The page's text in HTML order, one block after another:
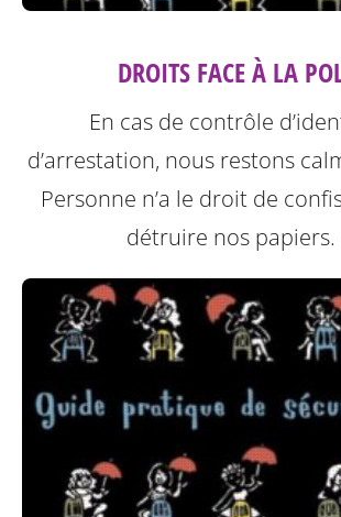
DROITS FACE À LA
En cas de contrôle
d’arrestation, nous restons
Personne n’a le droit de
détruire nos papiers.